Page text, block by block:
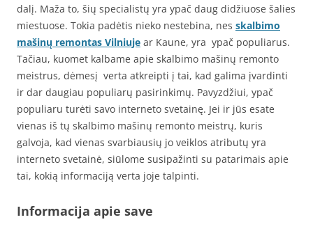
dalį. Maža to, šių specialistų yra ypač daug didžiuose šalies
miestuose. Tokia padėtis nieko nestebina, nes skalbimo
mašinų remontas Vilniuje ar Kaune, yra ypač populiarus.
Tačiau, kuomet kalbame apie skalbimo mašinų remonto
meistrus, dėmesį verta atkreipti į tai, kad galima įvardinti
ir dar daugiau populiarų pasirinkimų. Pavyzdžiui, ypač
populiaru turėti savo interneto svetainę. Jei ir jūs esate
vienas iš tų skalbimo mašinų remonto meistrų, kuris
galvoja, kad vienas svarbiausių jo veiklos atributų yra
interneto svetainė, siūlome susipažinti su patarimais apie
tai, kokią informaciją verta joje talpinti.
Informacija apie save